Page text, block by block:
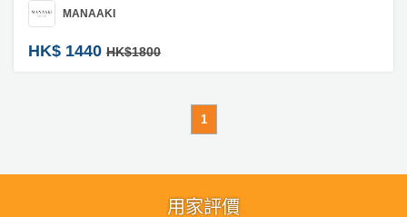
MANAAKI
HK$ 1440 HK$1800
1
用家評價